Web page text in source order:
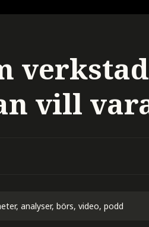
vill
analyser, börs, video, podd